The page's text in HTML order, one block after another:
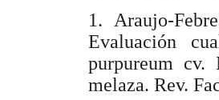
1. Araujo-
Evaluación
purpureum cv.
melaza. Rev.